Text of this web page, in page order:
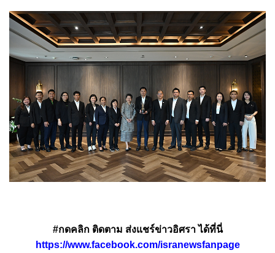
#กดคลิก ติดตาม ส่งแชร์ข่าวอิศรา ได้ที่นี่
https://www.facebook.com/isranewsfanpage